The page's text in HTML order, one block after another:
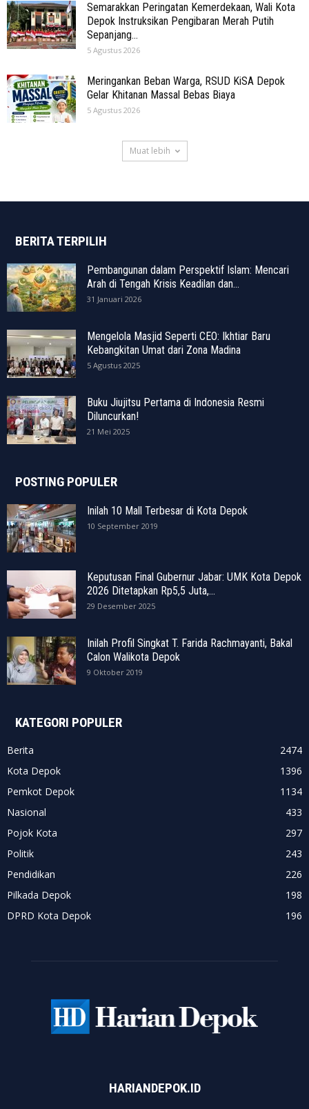
Semarakkan Peringatan Kemerdekaan, Wali Kota
Depok Instruksikan Pengibaran Merah Putih
Sepanjang...
5 Agustus 2026
Meringankan Beban Warga, RSUD KiSA Depok
Gelar Khitanan Massal Bebas Biaya
5 Agustus 2026
Muat lebih
BERITA TERPILIH
Pembangunan dalam Perspektif Islam: Mencari
Arah di Tengah Krisis Keadilan dan...
31 Januari 2026
Mengelola Masjid Seperti CEO: Ikhtiar Baru
Kebangkitan Umat dari Zona Madina
5 Agustus 2025
Buku Jiujitsu Pertama di Indonesia Resmi
Diluncurkan!
21 Mei 2025
POSTING POPULER
Inilah 10 Mall Terbesar di Kota Depok
10 September 2019
Keputusan Final Gubernur Jabar: UMK Kota Depok
2026 Ditetapkan Rp5,5 Juta,...
29 Desember 2025
Inilah Profil Singkat T. Farida Rachmayanti, Bakal
Calon Walikota Depok
9 Oktober 2019
KATEGORI POPULER
Berita
2474
Kota Depok
1396
Pemkot Depok
1134
Nasional
433
Pojok Kota
297
Politik
243
Pendidikan
226
Pilkada Depok
198
DPRD Kota Depok
196
HARIANDEPOK.ID